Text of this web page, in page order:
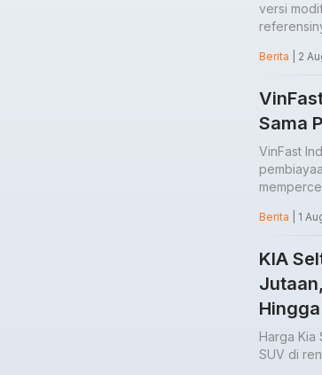
versi
Berita | 2
Sama
VinFast
Berita | 1
KIA
Harga Kia
SUV di